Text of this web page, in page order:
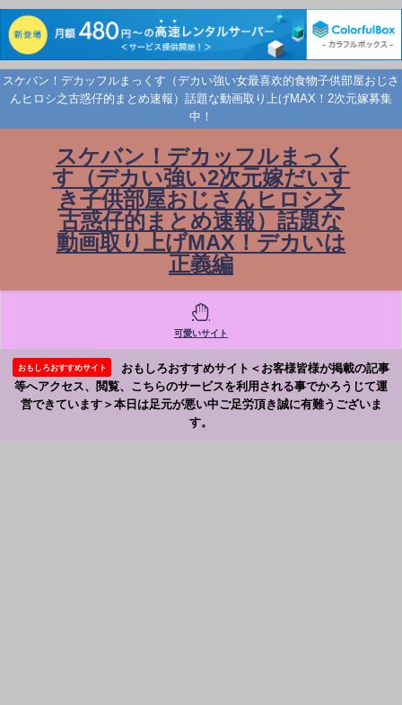
スケバン！デカッフルまっくす（デカい強い女最喜欢的食物子供部屋おじさ
んヒロシ之古惑仔的まとめ速報）話題な動画取り上げMAX！2次元嫁募集
中！
スケバン！デカッフルまっく
す（デカい強い2次元嫁だいす
き子供部屋おじさんヒロシ之
古惑仔的まとめ速報）話題な
動画取り上げMAX！デカいは
正義編
可愛いサイト
おもしろおすすめサイト
おもしろおすすめサイト＜お客様皆様が掲載の記事
等へアクセス、閲覧、こちらのサービスを利用される事でかろうじて運
営できています＞本日は足元が悪い中ご足労頂き誠に有難うございま
す。